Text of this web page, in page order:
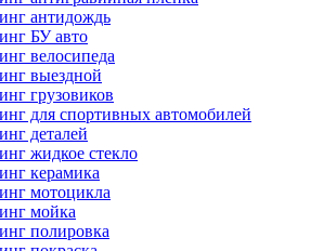
антидождь
БУ авто
велосипеда
выездной
грузовиков
для спортивных автомобилей
деталей
жидкое стекло
керамика
мотоцикла
мойка
полировка